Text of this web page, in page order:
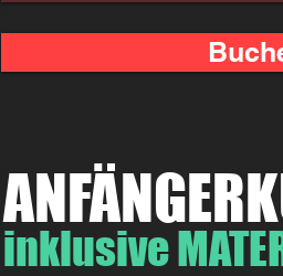
inklusive